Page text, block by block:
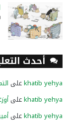
أحدث
khatib yehyaعلى
khatib yehyaعلى
khatib yehyaعلى